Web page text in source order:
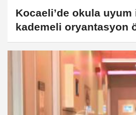
Kocaeli’de okula
kademeli oryantasyon